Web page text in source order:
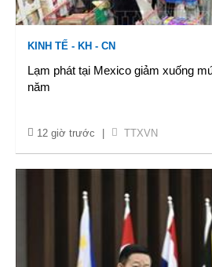
KINH TẾ - KH - CN
Lạm phát tại Mexico giảm xuống
năm
12 giờ trước TTXVN